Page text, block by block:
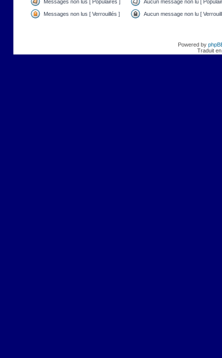
Messages non lus [ Populaires ] Aucun message non lu [
Messages non lus [ Verrouillés ] Aucun message non lu [
Powered by
Traduit